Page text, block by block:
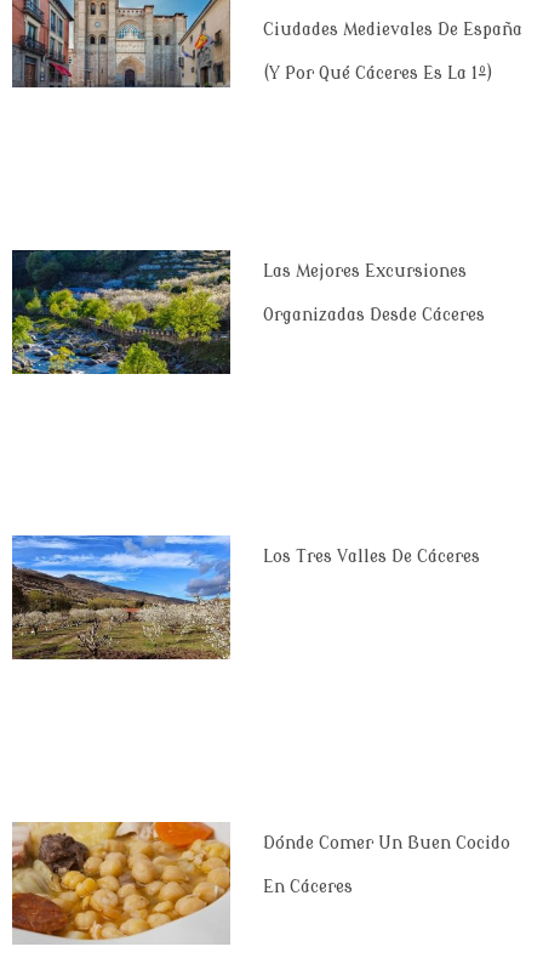
Ciudades Medievales De España
(y Por Qué Cáceres Es La 1º)
Las Mejores Excursiones
Organizadas Desde Cáceres
Los Tres Valles De Cáceres
Dónde Comer Un Buen Cocido
En Cáceres